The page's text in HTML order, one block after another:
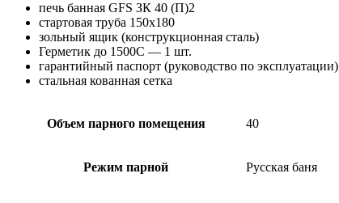
печь банная GFS ЗК 40 (П)2
стартовая труба 150х180
зольный ящик (конструкционная сталь)
Герметик до 1500C — 1 шт.
гарантийный паспорт (руководство по эксплуатации)
стальная кованная сетка
Объем парного помещения 40
Режим парной Русская баня